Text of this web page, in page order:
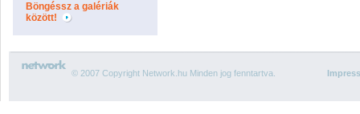
Böngéssz a galériák
között!
© 2007 Copyright Network.hu Minden jog fenntartva.